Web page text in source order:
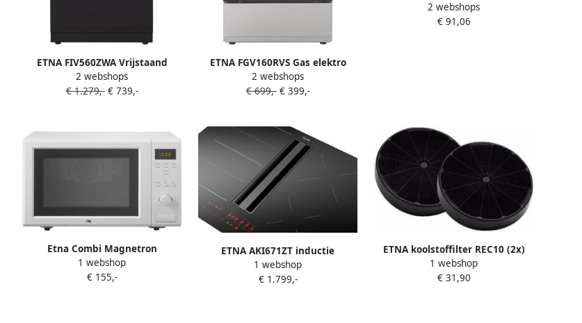
ETNA FIV560ZWA Vrijstaand
inductiefornuis Multifunctionele
elektrische oven 2-fase 60 cm
2 webshops
€ 1.279,-€ 739,-
ETNA FGV160RVS Gas elektro
fornuis RVS 60 cm Inhoud 72 liter
Energielabel A
2 webshops
€ 699,-€ 399,-
Magnetron 20 liter Compact
Stijlvol en Efficiënt met 12
2 webshops
€ 91,06
Etna Combi Magnetron
ECM153WIT | Microgolfovens |
Keuken&Koken Microgolf&Ovens
1 webshop
€ 155,-
ETNA AKI671ZT inductie
kookplaat met afzuiging 70 cm
1 webshop
€ 1.799,-
ETNA koolstoffilter REC10 (2x)
1 webshop
€ 31,90